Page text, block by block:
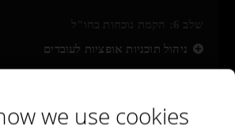
ניהול תוכניות אופציות לעובדים
we use cookies